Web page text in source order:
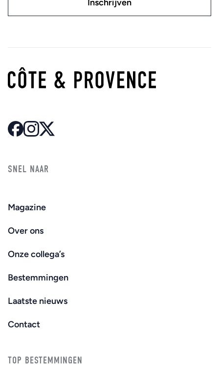
SNEL NAAR
Magazine
Over ons
Onze collega’s
Bestemmingen
Laatste nieuws
Contact
TOP BESTEMMINGEN